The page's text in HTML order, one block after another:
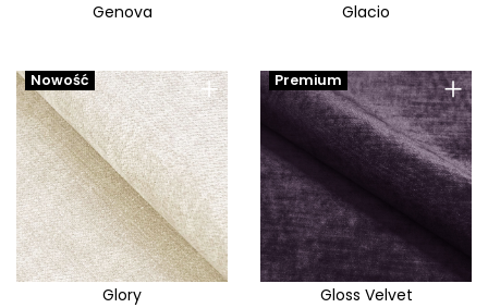
Genova Glacio
+
Nowość
Glory
+
Premium
Gloss Velvet